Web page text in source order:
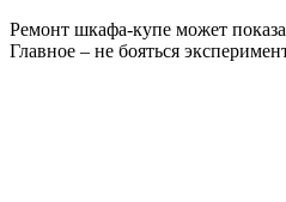
Ремонт шкафа-купе может
Главное – не бояться